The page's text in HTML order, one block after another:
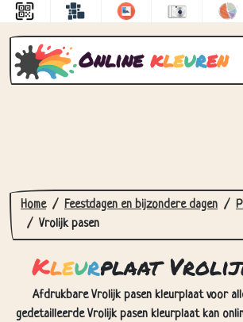
Online kleuren
Home Feestdagen en bijzondere dagen
Vrolijk pasen
Kleurplaat
Afdrukbare Vrolijk pasen kleurplaat voor
gedetailleerde Vrolijk pasen kleurplaat kan